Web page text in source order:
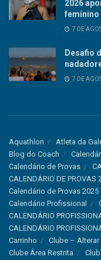
2026
feminino
7 DE
Desafio
7 DE
Aquathlon Atleta da
Blog do Coach
Calendário de Provas
CALENDÁRIO DE PROVAS
Calendário de Provas 2025
Calendário Profissional
CALENDÁRIO
CALENDÁRIO
Carrinho
Clube – Alterar
Clube Área Restrita